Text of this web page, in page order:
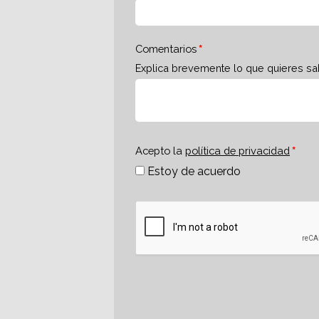
Comentarios
Explica brevemente lo que quieres
Acepto la política de privacidad
Estoy de acuerdo